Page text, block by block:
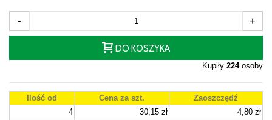
- +
DO KOSZYKA
Kupiły 224osoby
Ilość od Cena za szt.
Zaoszczędź
4
30,15 zł
4,80 zł